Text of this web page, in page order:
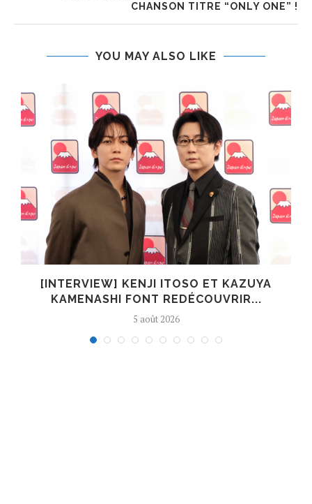
CHANSON TITRE “ONLY ONE” !
YOU MAY ALSO LIKE
[INTERVIEW] KENJI ITOSO ET KAZUYA
KAMENASHI FONT REDÉCOUVRIR...
5 août 2026